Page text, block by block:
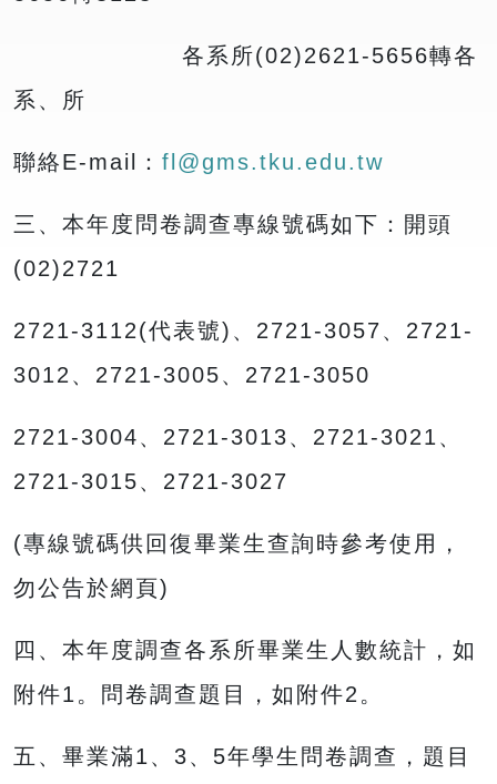
各系所(02)2621-5656轉各
系、所
聯絡E-mail： fl@gms.tku.edu.tw
三、本年度問卷調查專線號碼如下：開頭
(02)2721
2721-3112(代表號)、2721-3057、2721-
3012、2721-3005、2721-3050
2721-3004、2721-3013、2721-3021、
2721-3015、2721-3027
(專線號碼供回復畢業生查詢時參考使用，
勿公告於網頁)
四、本年度調查各系所畢業生人數統計，如
附件1。問卷調查題目，如附件2。
五、畢業滿1、3、5年學生問卷調查，題目